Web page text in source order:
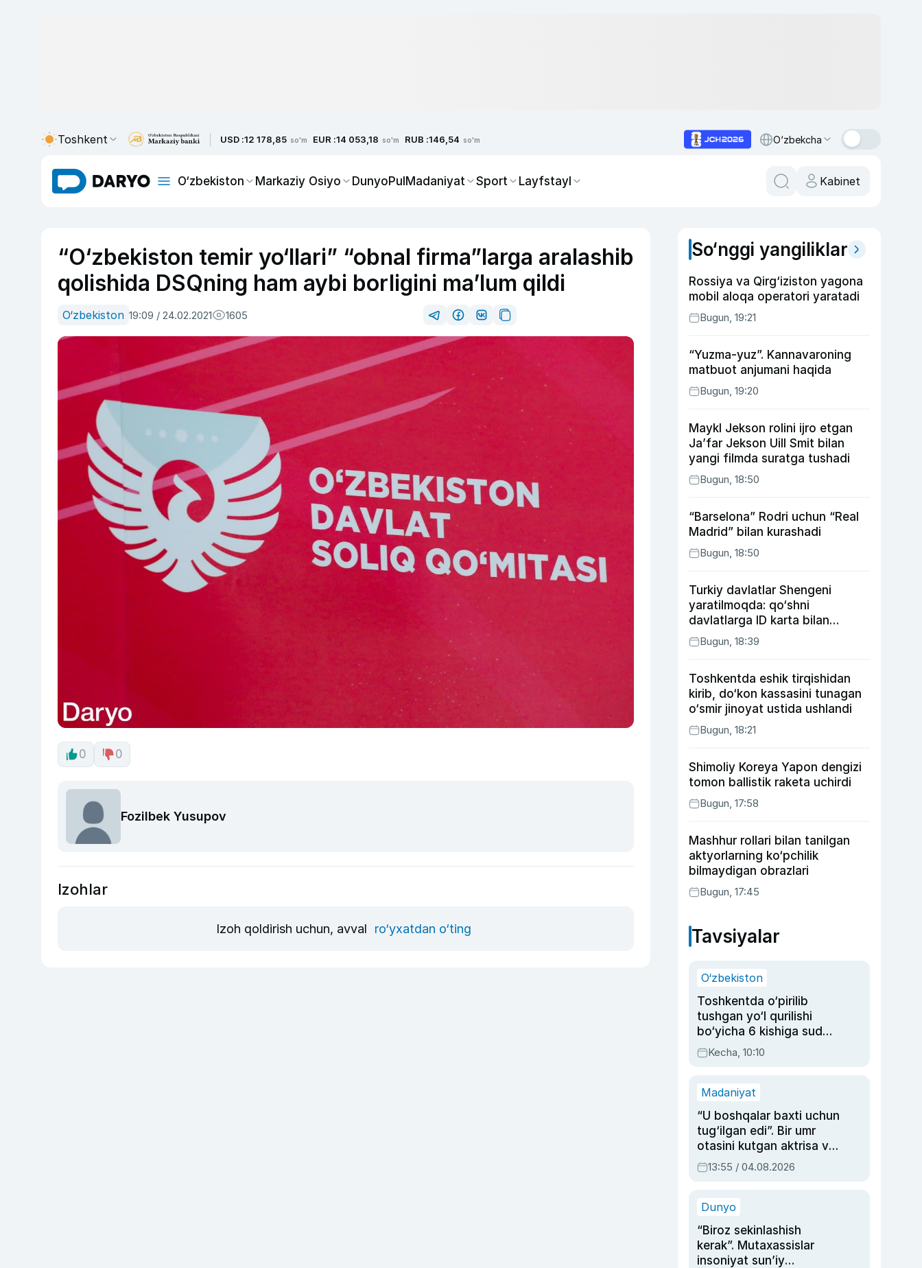
Toshkent USD :12 178,85 so'm EUR :14 053,18 so'm RUB :146,54 so'm O‘zbekcha
O‘zbekiston Markaziy Osiyo DunyoPulMadaniyat Sport Layfstayl Kabinet
“O‘zbekiston temir yo‘llari” “obnal firma”larga aralashib
qolishida DSQning ham aybi borligini ma’lum qildi
O‘zbekiston 19:09 / 24.02.2021 1605
0 0
Fozilbek Yusupov
Izohlar
Izoh qoldirish uchun, avval ro‘yxatdan o‘ting
So‘nggi yangiliklar
Rossiya va Qirg‘iziston yagona
mobil aloqa operatori yaratadi
Bugun, 19:21
“Yuzma-yuz”. Kannavaroning
matbuot anjumani haqida
Bugun, 19:20
Maykl Jekson rolini ijro etgan
Ja’far Jekson Uill Smit bilan
yangi filmda suratga tushadi
Bugun, 18:50
“Barselona” Rodri uchun “Real
Madrid” bilan kurashadi
Bugun, 18:50
Turkiy davlatlar Shengeni
yaratilmoqda: qo‘shni
davlatlarga ID karta bilan
boriladi
Bugun, 18:39
Toshkentda eshik tirqishidan
kirib, do‘kon kassasini tunagan
o‘smir jinoyat ustida ushlandi
Bugun, 18:21
Shimoliy Koreya Yapon dengizi
tomon ballistik raketa uchirdi
Bugun, 17:58
Mashhur rollari bilan tanilgan
aktyorlarning ko‘pchilik
bilmaydigan obrazlari
Bugun, 17:45
Tavsiyalar
O‘zbekiston
Toshkentda o‘pirilib
tushgan yo‘l qurilishi
bo‘yicha 6 kishiga sud
hukmi o‘qildi
Kecha, 10:10
Madaniyat
“U boshqalar baxti uchun
tug‘ilgan edi”. Bir umr
otasini kutgan aktrisa va
dublyaj ustasi Rimma
Ahmedovaning
13:55 / 04.08.2026
Dunyo
“Biroz sekinlashish
kerak”. Mutaxassislar
insoniyat sun’iy